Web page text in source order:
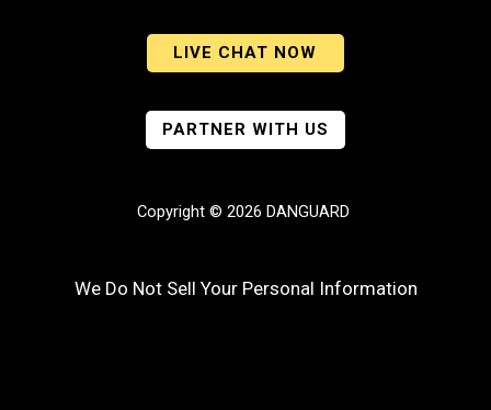
LIVE CHAT NOW
PARTNER WITH US
Copyright © 2026 DANGUARD
We Do Not Sell Your Personal Information